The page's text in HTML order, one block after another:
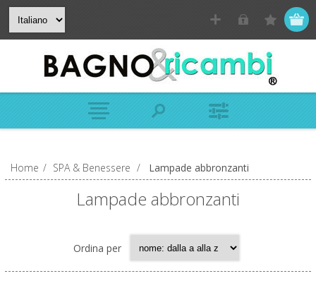
Home / SPA & Benessere / Lampade abbronzanti
Lampade abbronzanti
Ordina per